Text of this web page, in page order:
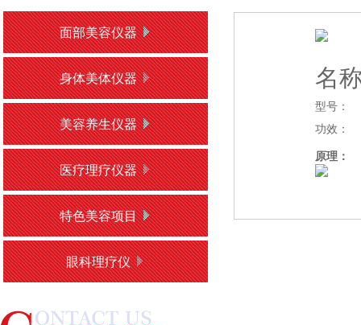
面部美容仪器
身体美体仪器
美容养生仪器
医疗理疗仪器
特色美容项目
眼科理疗仪
名
型号：
功效：
原理：